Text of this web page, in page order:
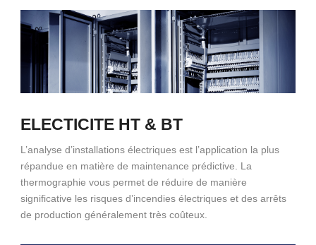
ELECTICITE HT & BT
L’analyse d’installations électriques est l’application la plus
répandue en matière de maintenance prédictive. La
thermographie vous permet de réduire de manière
significative les risques d’incendies électriques et des arrêts
de production généralement très coûteux.